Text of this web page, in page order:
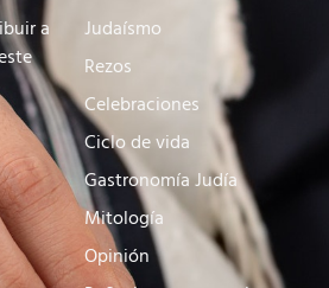
a
Judaísmo
Rezos
Celebraciones
Ciclo de vida
Gastronomía Judía
Mitología
Opinión